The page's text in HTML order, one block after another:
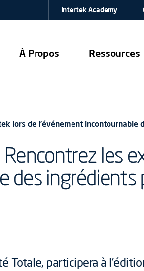
À Propos Ressources
Intertek Academy
lors de l’événement
les
des
Totale, participera à